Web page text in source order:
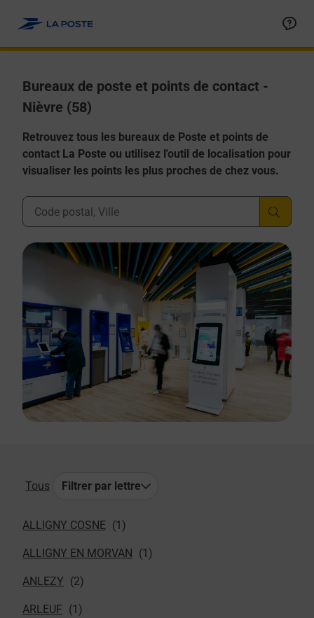
Bureaux de poste et points de contact -
Nièvre (58)
Retrouvez tous les bureaux de Poste et points de
contact La Poste ou utilisez l'outil de localisation pour
visualiser les points les plus proches de chez vous.
Ville, Département, Code Postal
Tous Filtrer par lettre
ALLIGNY COSNE
ALLIGNY EN MORVAN
ANLEZY
ARLEUF